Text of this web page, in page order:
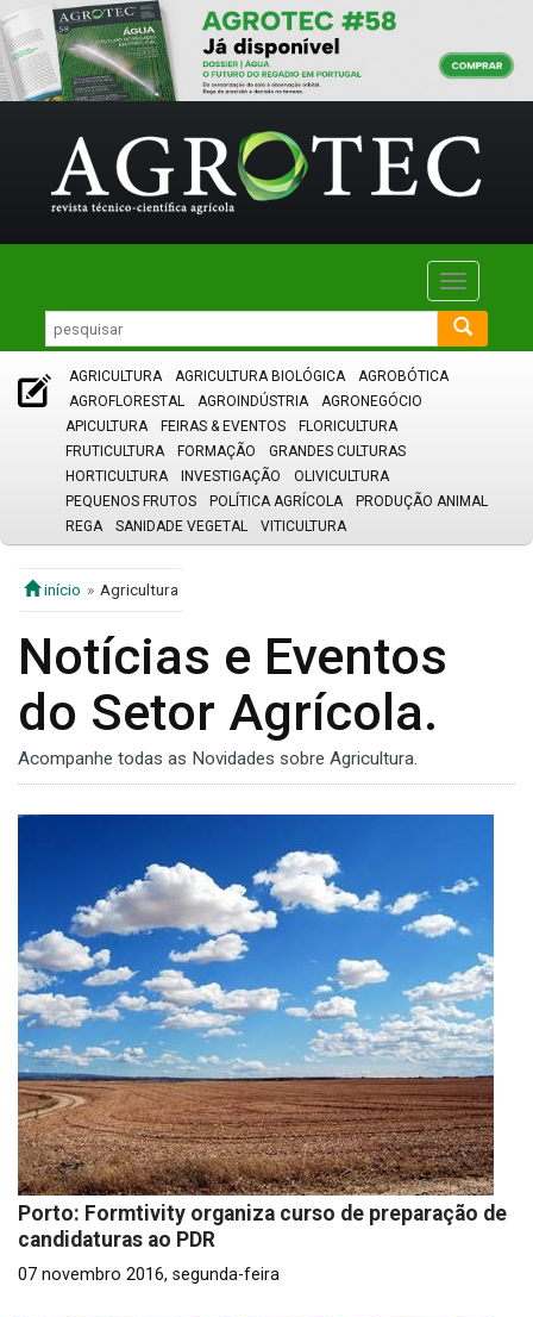
Toggle
AGRICULTURA AGRICULTURA BIOLÓGICA
AGROBÓTICA
AGROFLORESTAL
AGROINDÚSTRIA
AGRONEGÓCIO
APICULTURA
FEIRAS & EVENTOS
FLORICULTURA
FRUTICULTURA
FORMAÇÃO
GRANDES CULTURAS
HORTICULTURA
INVESTIGAÇÃO
OLIVICULTURA
PEQUENOS FRUTOS
POLÍTICA AGRÍCOLA
PRODUÇÃO ANIMAL
REGA
SANIDADE VEGETAL VITICULTURA
início Agricultura
Notícias e Eventos
do Setor Agrícola.
Acompanhe todas as Novidades sobre Agricultura.
Porto: Formtivity organiza curso de preparação de
candidaturas ao PDR
07 novembro 2016, segunda-feira